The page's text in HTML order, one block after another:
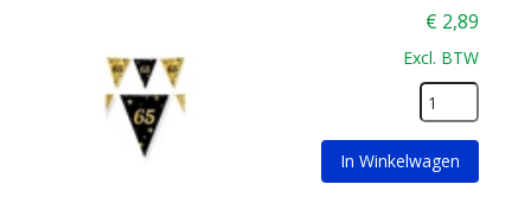
€ 2,89
Excl. BTW
In Winkelwagen